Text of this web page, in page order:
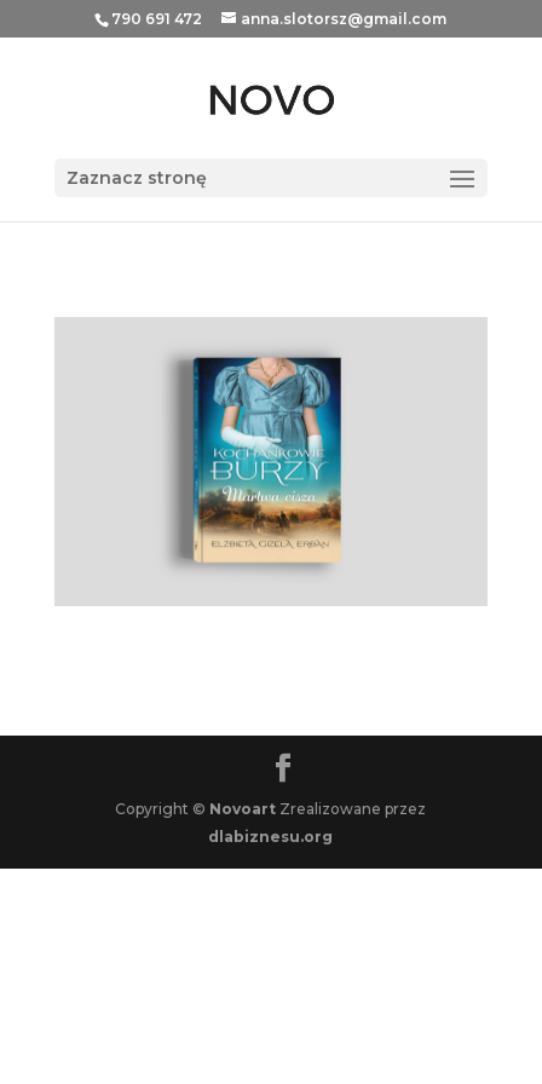
790 691 472 anna.slotorsz@gmail.com
Zaznacz stronę
Copyright © Novoart Zrealizowane przez
dlabiznesu.org